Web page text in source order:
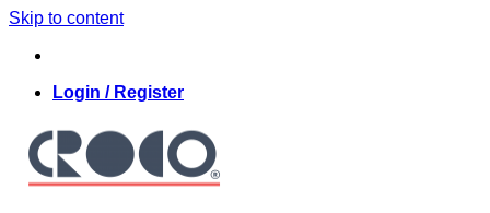
Skip to content
Login / Register